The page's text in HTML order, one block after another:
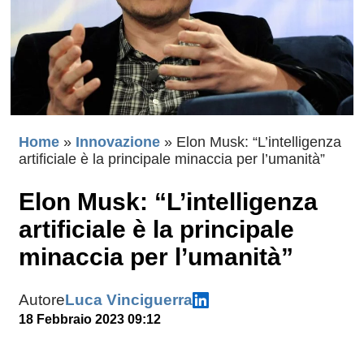
Home » Innovazione » Elon Musk: “L’intelligenza
artificiale è la principale minaccia per l’umanità”
Elon Musk: “L’intelligenza
artificiale è la principale
minaccia per l’umanità”
AutoreLuca Vinciguerra
18 Febbraio 2023 09:12